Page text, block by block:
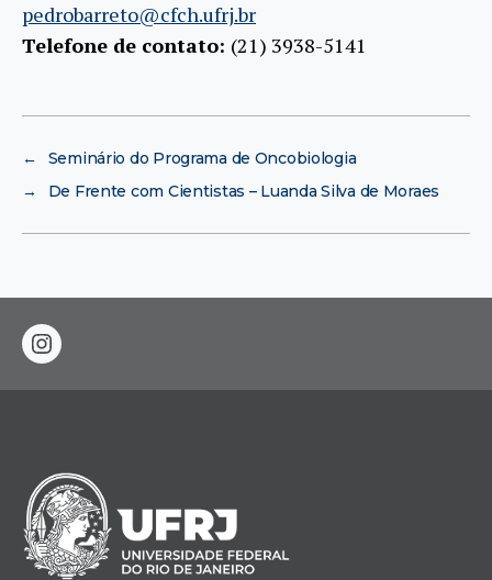
pedrobarreto@cfch.ufrj.br
Telefone de contato: (21) 3938-5141
←
Seminário do Programa de Oncobiologia
→
De Frente com Cientistas – Luanda Silva de Moraes
instagram